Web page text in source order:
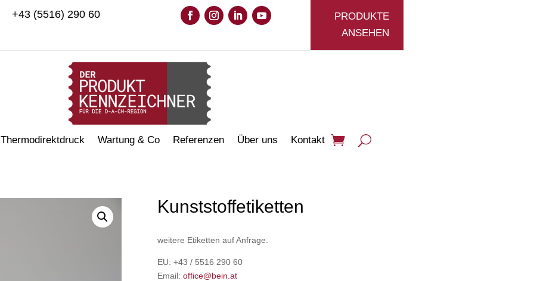
+43 (5516) 290 60
PRODUKTE
ANSEHEN
Thermodirektdruck Wartung & Co Referenzen Über uns Kontakt
Kunststoffetiketten
weitere Etiketten auf Anfrage.
EU: +43 / 5516 290 60
Email: office@bein.at